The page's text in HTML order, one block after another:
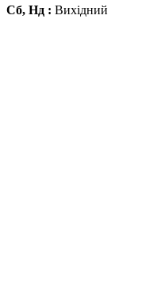
Сб, Нд : Вихідний